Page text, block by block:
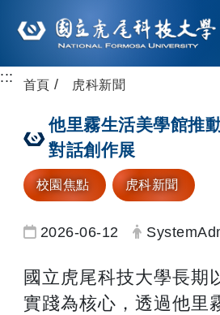
跳到主要內
::: 首頁 虎科新聞
他里霧生活美學館推
對話創作展
校園焦點 虎科新聞
日期：
2026-06-12 發布者：
國立虎尾科技大學長期
實踐為核心，透過他里